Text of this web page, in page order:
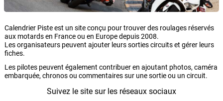
Calendrier Piste est un site conçu pour trouver des roulages réservés
aux motards en France ou en Europe depuis 2008.
Les organisateurs peuvent ajouter leurs sorties circuits et gérer leurs
fiches.
Les pilotes peuvent également contribuer en ajoutant photos, caméra
embarquée, chronos ou commentaires sur une sortie ou un circuit.
Suivez le site sur les réseaux sociaux